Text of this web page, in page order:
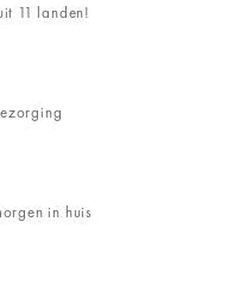
11 landen!
in huis